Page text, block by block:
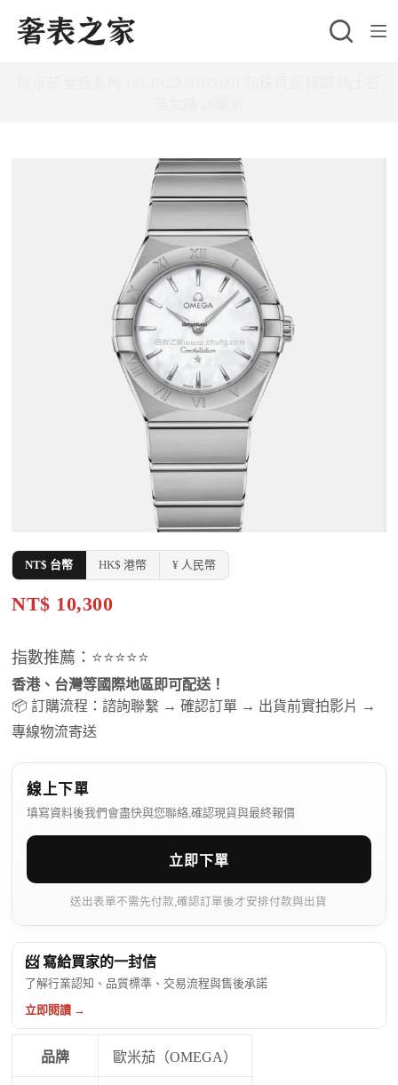
跳
至
NT$ 台幣 HK$ 港幣 ¥ 人民幣
NT$ 10,300
指數推薦：⭐⭐⭐⭐⭐
香港、台灣等國際地區即可配送！
📦 訂購流程：諮詢聯繫 → 確認訂單 → 出貨前實拍影片 →
專線物流寄送
線上下單
填寫資料後我們會盡快與您聯絡,確認現貨與最終報價
立即下單
送出表單不需先付款,確認訂單後才安排付款與出貨
📨 寫給買家的一封信
了解行業認知、品質標準、交易流程與售後承諾
立即閱讀 →
品牌 歐米茄（OMEGA）